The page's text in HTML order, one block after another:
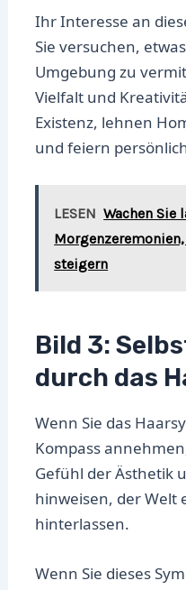
Ihr Interesse an
Sie versuchen,
Umgebung zu
Vielfalt und
Existenz, lehnen
und feiern
LESEN Wachen Sie
steigern
Bild 3:
durch das
Wenn Sie das
Kompass
Gefühl der Ästhetik
hinweisen, der Welt
hinterlassen.
Wenn Sie dieses